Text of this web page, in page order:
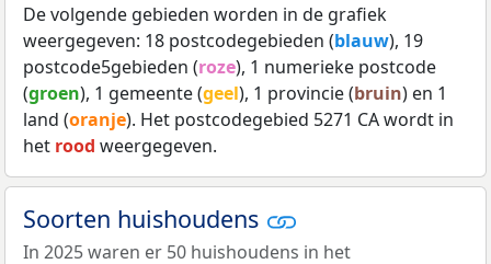
De volgende gebieden worden in de grafiek
weergegeven: 18 postcodegebieden (blauw), 19
postcode5gebieden (roze), 1 numerieke postcode
(groen), 1 gemeente (geel), 1 provincie (bruin) en 1
land (oranje). Het postcodegebied 5271 CA wordt in
het rood weergegeven.
Soorten huishoudens
In 2025 waren er 50 huishoudens in het